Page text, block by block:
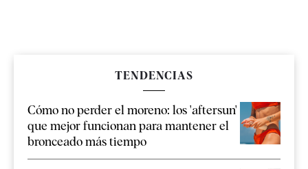
TENDENCIAS
Cómo no perder el moreno: los 'aftersun'
que mejor funcionan para mantener el
bronceado más tiempo